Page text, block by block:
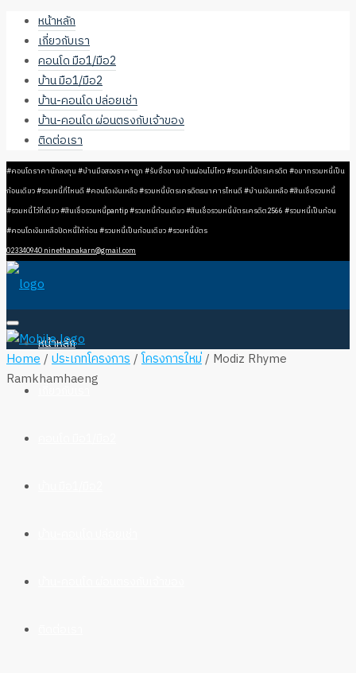
หน้าหลัก
เกี่ยวกับเรา
คอนโด มือ1/มือ2
บ้าน มือ1/มือ2
บ้าน-คอนโด ปล่อยเช่า
บ้าน-คอนโด ผ่อนตรงกับเจ้าของ
ติดต่อเรา
#คอนโดราคานักลงทุน #บ้านมือสองราคาถูก #รับซื้อขายบ้านผ่อนไม่ไหว #รวมหนี้บัตรเครดิต #อยากรวมหนี้เป็น
ก้อนเดียว #รวมหนี้ที่ไหนดี #คอนโดเงินเหลือ #รวมหนี้บัตรเครดิตธนาคารไหนดี #บ้านเงินเหลือ #สินเชื่อรวมหนี้
#รวมหนี้ไว้ที่เดียว #สินเชื่อรวมหนี้pantip #รวมหนี้ก้อนเดียว #สินเชื่อรวมหนี้บัตรเครดิต2566 #รวมหนี้เป็นก้อน
#คอนโดเงินเหลือปิดหนี้ให้ก่อน #รวมหนี้เป็นก้อนเดียว #รวมหนี้บัตร
023340940ninethanakarn@gmail.com
หน้าหลัก
Home/ ประเภทโครงการ/โครงการใหม่/ Modiz Rhyme
Ramkhamhaeng